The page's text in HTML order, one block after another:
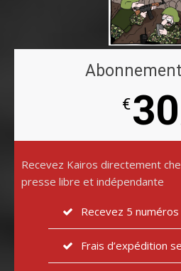
€30
Recevez Kairos directement
presse libre et indépendante
Recevez 5 numéros
Frais d’expédition